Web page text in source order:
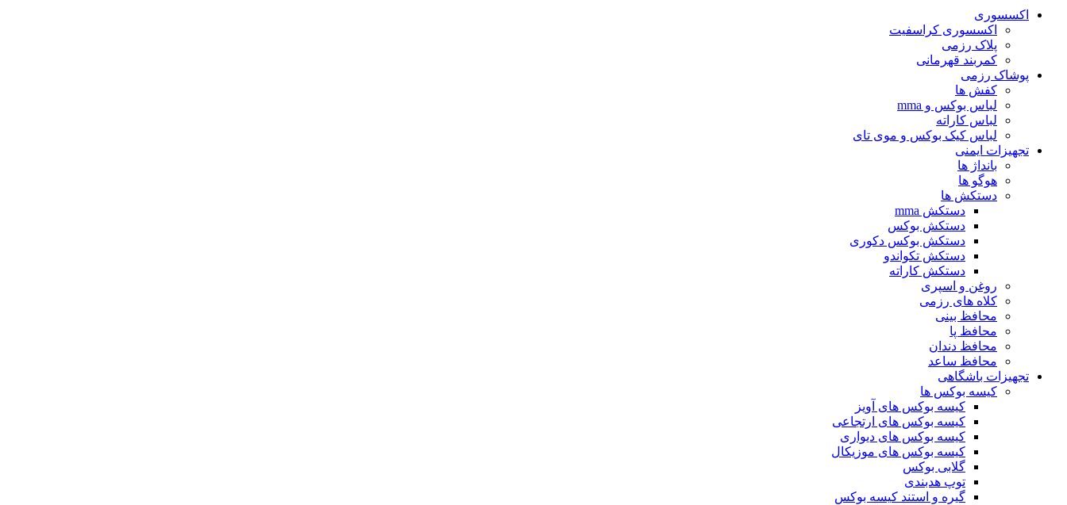
اکسسوری
اکسسوری کراسفیت
پلاک رزمی
کمربند قهرمانی
پوشاک رزمی
کفش ها
لباس بوکس و mma
لباس کاراته
لباس کیک بوکس و موی تای
تجهیزات ایمنی
بانداژ ها
هوگو ها
دستکش ها
دستکش mma
دستکش بوکس
دستکش بوکس دکوری
دستکش تکواندو
دستکش کاراته
روغن و اسپری
کلاه های رزمی
محافظ بینی
محافظ پا
محافظ دندان
محافظ ساعد
تجهیزات باشگاهی
کیسه بوکس ها
کیسه بوکس های آویز
کیسه بوکس های ارتجاعی
کیسه بوکس های دیواری
کیسه بوکس های موزیکال
گلابی بوکس
توپ هدبندی
گیره و استند کیسه بوکس